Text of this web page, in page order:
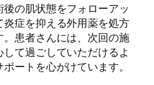
の肌状態をフォローアッ
症を抑える外用薬を処方
患者さんには、次回の施
て過ごしていただけるよ
ートを心がけています。